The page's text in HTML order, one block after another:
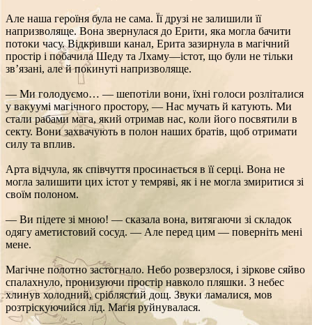
Але наша героїня була не сама. Її друзі не залишили її
напризволяще. Вона звернулася до Ерити, яка могла бачити
потоки часу. Відкривши канал, Ерита зазирнула в магічний
простір і побачила Шеду та Лхаму—істот, що були не тільки
зв’язані, але й покинуті напризволяще.
— Ми голодуємо… — шепотіли вони, їхні голоси розліталися
у вакуумі магічного простору, — Нас мучать й катують. Ми
стали рабами мага, який отримав нас, коли його посвятили в
секту. Вони захвачують в полон наших братів, щоб отримати
силу та вплив.
Арта відчула, як співчуття просинається в її серці. Вона не
могла залишити цих істот у темряві, як і не могла змиритися зі
своїм полоном.
— Ви підете зі мною! — сказала вона, витягаючи зі складок
одягу аметистовий сосуд. — Але перед цим — поверніть мені
мене.
Магічне полотно застогнало. Небо розверзлося, і зіркове сяйво
спалахнуло, пронизуючи простір навколо пляшки. З небес
хлинув холодний, сріблястий дощ. Звуки ламалися, мов
розтріскуючийся лід. Магія руйнувалася.